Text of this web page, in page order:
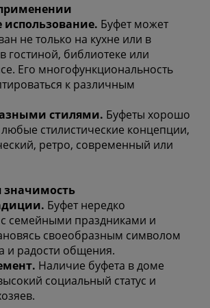
использование. Буфет может
не только на кухне или в
гостиной, библиотеке или
Его многофункциональность
к различным
стилями. Буфеты хорошо
стилистические концепции,
ретро, современный или
значимость
Буфет нередко
с семейными праздниками и
своеобразным символом
и радости общения.
Наличие буфета в доме
социальный статус и